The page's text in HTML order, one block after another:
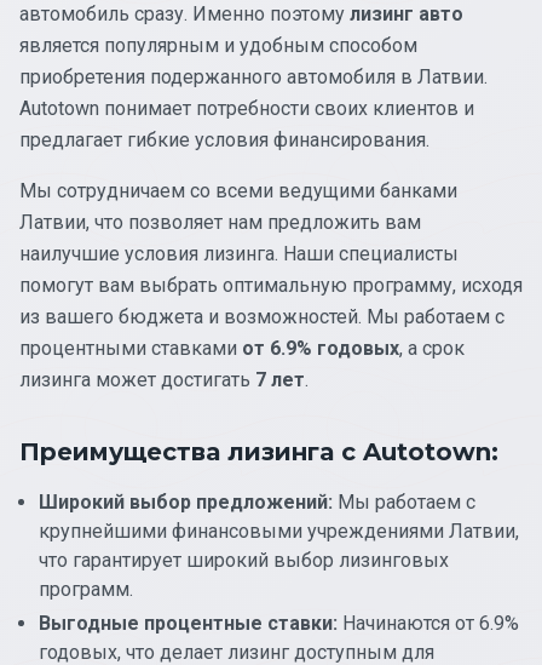
автомобиль сразу. Именно поэтому лизинг авто
является популярным и удобным способом
приобретения подержанного автомобиля в Латвии.
Autotown понимает потребности своих клиентов и
предлагает гибкие условия финансирования.
Мы сотрудничаем со всеми ведущими банками
Латвии, что позволяет нам предложить вам
наилучшие условия лизинга. Наши специалисты
помогут вам выбрать оптимальную программу, исходя
из вашего бюджета и возможностей. Мы работаем с
процентными ставками от 6.9% годовых, а срок
лизинга может достигать 7 лет.
Преимущества лизинга с Autotown:
Широкий выбор предложений: Мы работаем с
крупнейшими финансовыми учреждениями Латвии,
что гарантирует широкий выбор лизинговых
программ.
Выгодные процентные ставки: Начинаются от 6.9%
годовых, что делает лизинг доступным для